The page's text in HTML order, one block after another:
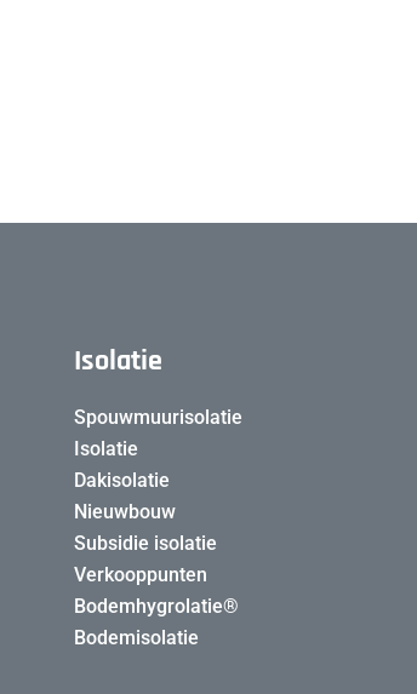
Isolatie
Spouwmuurisolatie
Isolatie
Dakisolatie
Nieuwbouw
Subsidie isolatie
Verkooppunten
Bodemhygrolatie®
Bodemisolatie